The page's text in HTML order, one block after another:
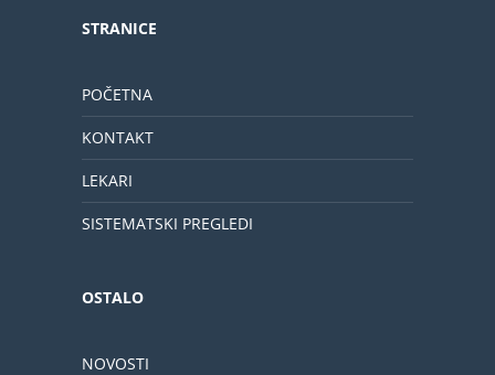
STRANICE
POČETNA
KONTAKT
LEKARI
SISTEMATSKI PREGLEDI
OSTALO
NOVOSTI